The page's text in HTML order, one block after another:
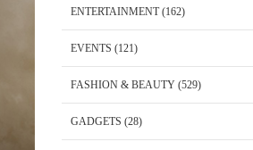
ENTERTAINMENT(162)
EVENTS (121)
FASHION & BEAUTY(529)
GADGETS (28)